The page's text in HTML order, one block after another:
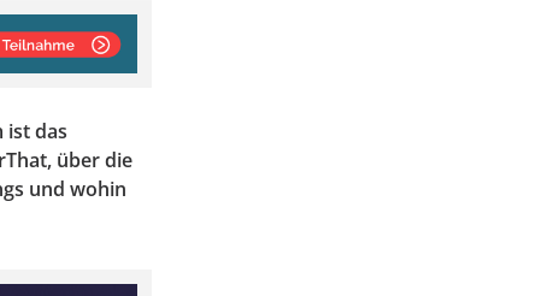
ist das
über die
und wohin